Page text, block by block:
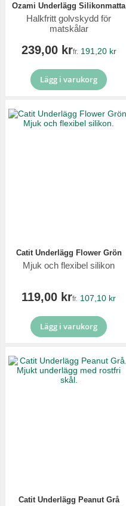
Ozami Underlägg Silikonmatta
Halkfritt golvskydd för
matskålar
239,00 krfr. 191,20 kr
Lägg i varukorg
Catit Underlägg Flower Grön
Mjuk och flexibel silikon
119,00 krfr. 107,10 kr
Lägg i varukorg
Catit Underlägg Peanut Grå